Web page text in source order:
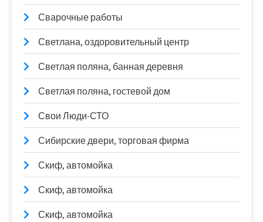
Сварочные работы
Светлана, оздоровительный центр
Светлая поляна, банная деревня
Светлая поляна, гостевой дом
Свои Люди-СТО
Сибирские двери, торговая фирма
Скиф, автомойка
Скиф, автомойка
Скиф, автомойка